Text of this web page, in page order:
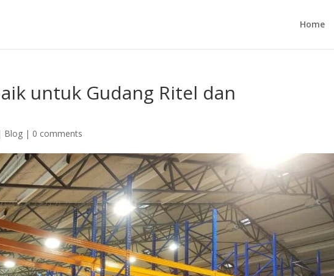
Home
untuk Gudang Ritel dan
Blog | 0 comments